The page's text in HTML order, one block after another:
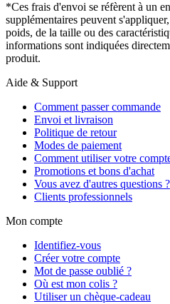
*Ces frais d'envoi se réfèrent à un
supplémentaires peuvent
poids, de la taille ou des
informations sont indiquées
produit.
Aide & Support
Comment passer commande
Envoi et livraison
Politique de retour
Modes de paiement
Comment utiliser votre
Promotions et bons d'achat
Vous avez d'autres questions ?
Clients professionnels
Mon compte
Identifiez-vous
Créer votre compte
Mot de passe oublié ?
Où est mon colis ?
Utiliser un chèque-cadeau